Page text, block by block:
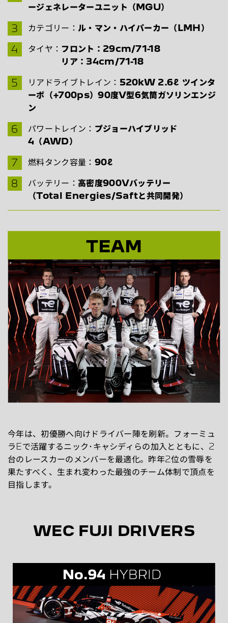
ージェネレーターユニット（MGU）
カテゴリー： ル・マン・ハイパーカー（LMH）
タイヤ： フロント：29cm/71-18
リア：34cm/71-18
リアドライブトレイン： 520kW 2.6ℓ ツインタ
ーボ（+700ps）90度V型6気筒ガソリンエンジ
ン
パワートレイン： プジョーハイブリッド
4（AWD）
燃料タンク容量： 90ℓ
バッテリー： 高密度900Vバッテリー
（Total Energies/Saftと共同開発）
今年は、初優勝へ向けドライバー陣を刷新。フォーミュ
ラEで活躍するニック･キャシディらの加入とともに、2
台のレースカーのメンバーを最適化。昨年2位の雪辱を
果たすべく、生まれ変わった最強のチーム体制で頂点を
目指します。
WEC FUJI DRIVERS